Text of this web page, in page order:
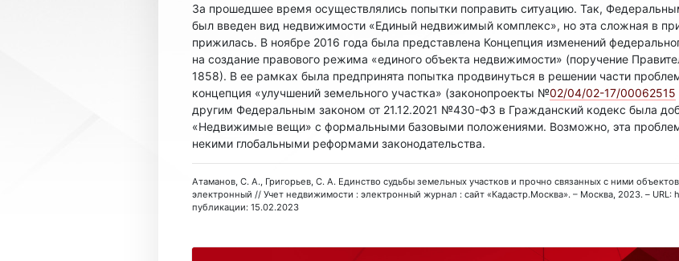
За прошедшее время осуществлялись попытки поправить ситуацию. Так,
был введен вид недвижимости «Единый недвижимый комплекс», но эта сложная в
прижилась. В ноябре 2016 года была представлена Концепция изменений
на создание правового режима «единого объекта недвижимости» (поручение
1858). В ее рамках была предпринята попытка продвинуться в решении части
концепция «улучшений земельного участка» (законопроекты №02/04/02-17/00062515
другим Федеральным законом от 21.12.2021 №430-ФЗ в Гражданский кодекс была
«Недвижимые вещи» с формальными базовыми положениями. Возможно, эта
некими глобальными реформами законодательства.
Атаманов, С. А., Григорьев, С. А. Единство судьбы земельных участков и прочно связанных с ними
электронный // Учет недвижимости : электронный журнал : сайт «Кадастр.Москва». – Москва, 2023. – URL:
публикации: 15.02.2023